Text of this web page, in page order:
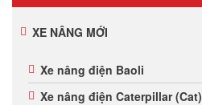
XE NÂNG MỚI
Xe nâng điện Baoli
Xe nâng điện Caterpillar (Cat)